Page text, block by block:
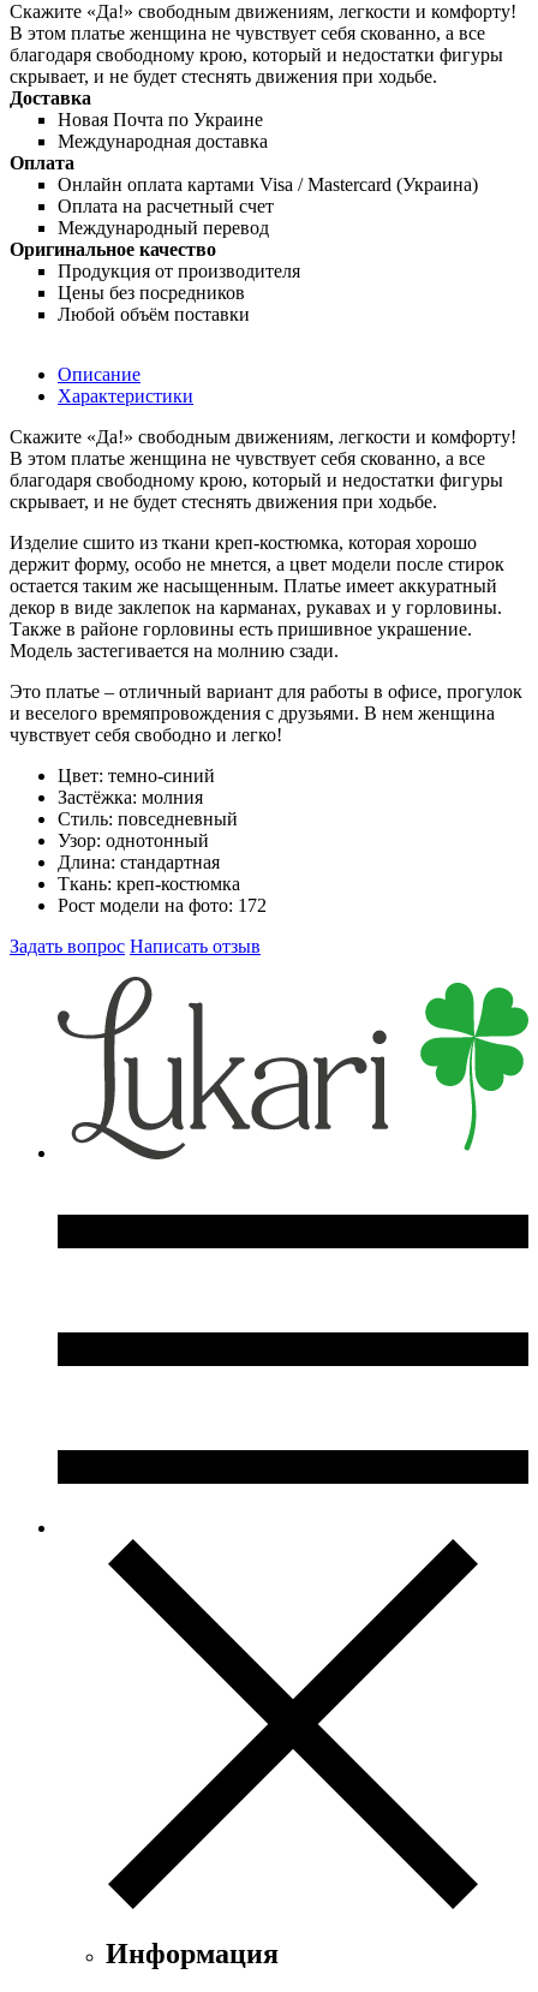
Скажите «Да!» свободным движениям, легкости и комфорту!
В этом платье женщина не чувствует себя скованно, а все
благодаря свободному крою, который и недостатки фигуры
скрывает, и не будет стеснять движения при ходьбе.
Доставка
Новая Почта по Украине
Международная доставка
Оплата
Онлайн оплата картами Visa / Mastercard (Украина)
Оплата на расчетный счет
Международный перевод
Оригинальное качество
Продукция от производителя
Цены без посредников
Любой объём поставки
Описание
Характеристики
Скажите «Да!» свободным движениям, легкости и комфорту!
В этом платье женщина не чувствует себя скованно, а все
благодаря свободному крою, который и недостатки фигуры
скрывает, и не будет стеснять движения при ходьбе.
Изделие сшито из ткани креп-костюмка, которая хорошо
держит форму, особо не мнется, а цвет модели после стирок
остается таким же насыщенным. Платье имеет аккуратный
декор в виде заклепок на карманах, рукавах и у горловины.
Также в районе горловины есть пришивное украшение.
Модель застегивается на молнию сзади.
Это платье – отличный вариант для работы в офисе, прогулок
и веселого времяпровождения с друзьями. В нем женщина
чувствует себя свободно и легко!
Цвет: темно-синий
Застёжка: молния
Стиль: повседневный
Узор: однотонный
Длина: стандартная
Ткань: креп-костюмка
Рост модели на фото: 172
Задать вопрос Написать отзыв
Информация